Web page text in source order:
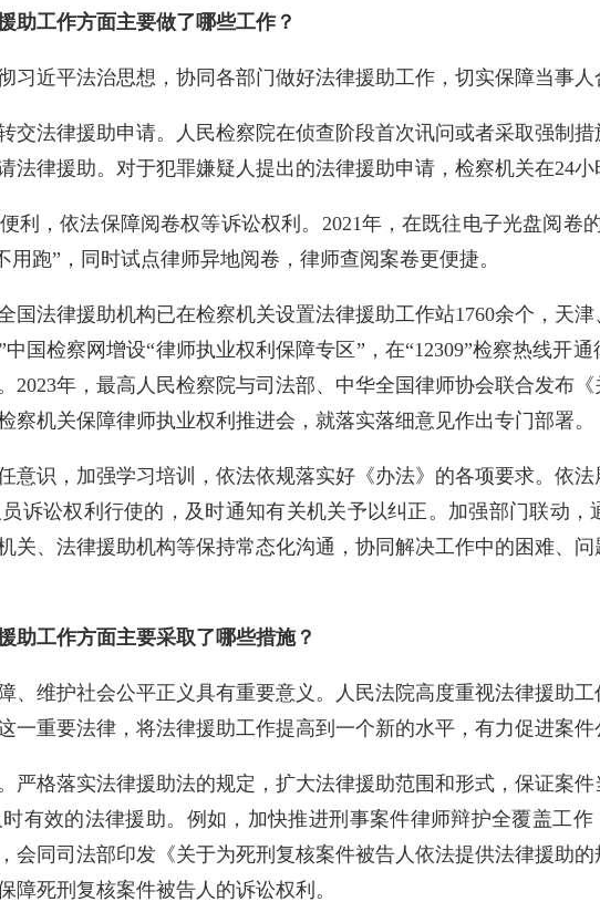
助工作方面主要做了哪些工作？
习近平法治思想，协同各部门做好法律援助工作，切实保障当事人
交法律援助申请。人民检察院在侦查阶段首次讯问或者采取强制
法律援助。对于犯罪嫌疑人提出的法律援助申请，检察机关在24小
利，依法保障阅卷权等诉讼权利。2021年，在既往电子光盘阅卷
用跑”，同时试点律师异地阅卷，律师查阅案卷更便捷。
国法律援助机构已在检察机关设置法律援助工作站1760余个，天
国检察网增设“律师执业权利保障专区”，在“12309”检察热线开
2023年，最高人民检察院与司法部、中华全国律师协会联合发布
察机关保障律师执业权利推进会，就落实落细意见作出专门部署。
意识，加强学习培训，依法依规落实好《办法》的各项要求。依
诉讼权利行使的，及时通知有关机关予以纠正。加强部门联动，
关、法律援助机构等保持常态化沟通，协同解决工作中的困难、
助工作方面主要采取了哪些措施？
、维护社会公平正义具有重要意义。人民法院高度重视法律援助
一重要法律，将法律援助工作提高到一个新的水平，有力促进案件
严格落实法律援助法的规定，扩大法律援助范围和形式，保证案
有效的法律援助。例如，加快推进刑事案件律师辩护全覆盖工作
会同司法部印发《关于为死刑复核案件被告人依法提供法律援助
死刑复核案件被告人的诉讼权利。